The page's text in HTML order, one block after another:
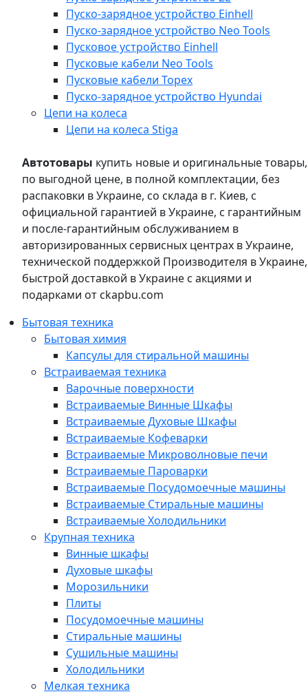
Пуско-зарядное устройство Einhell
Пуско-зарядное устройство Neo Tools
Пусковое устройство Einhell
Пусковые кабели Neo Tools
Пусковые кабели Topex
Пуско-зарядное устройство Hyundai
Цепи на колеса
Цепи на колеса Stiga
Автотовары купить новые и оригинальные товары,
по выгодной цене, в полной комплектации, без
распаковки в Украине, со склада в г. Киев, с
официальной гарантией в Украине, с гарантийным
и после-гарантийным обслуживанием в
авторизированных сервисных центрах в Украине,
технической поддержкой Производителя в Украине,
быстрой доставкой в Украине с акциями и
подарками от ckapbu.com
Бытовая техника
Бытовая химия
Капсулы для стиральной машины
Встраиваемая техника
Варочные поверхности
Встраиваемые Винные Шкафы
Встраиваемые Духовые Шкафы
Встраиваемые Кофеварки
Встраиваемые Микроволновые печи
Встраиваемые Пароварки
Встраиваемые Посудомоечные машины
Встраиваемые Стиральные машины
Встраиваемые Холодильники
Крупная техника
Винные шкафы
Духовые шкафы
Морозильники
Плиты
Посудомоечные машины
Стиральные машины
Сушильные машины
Холодильники
Мелкая техника